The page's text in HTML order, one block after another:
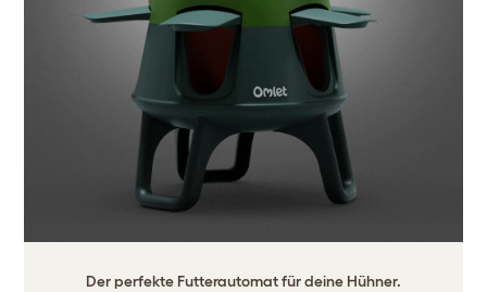
Der perfekte Futterautomat für deine Hühner.